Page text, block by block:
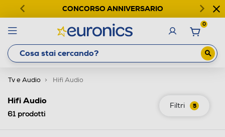
CONCORSO ANNIVERSARIO
0
Tv e Audio Hifi Audio
Filtri 5
Hifi Audio
61prodotti